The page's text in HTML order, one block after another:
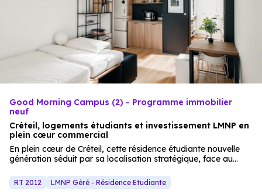
Good Morning Campus (2) - Programme immobilier
neuf
Créteil, logements étudiants et investissement LMNP en
plein cœur commercial
En plein cœur de Créteil, cette résidence étudiante nouvelle
génération séduit par sa localisation stratégique, face au
5 pièces) sont équipés de mobilier complet et de prestations
haut de gamme, pour un confort optimal. Les espaces
RT 2012 LMNP Géré - Résidence Etudiante